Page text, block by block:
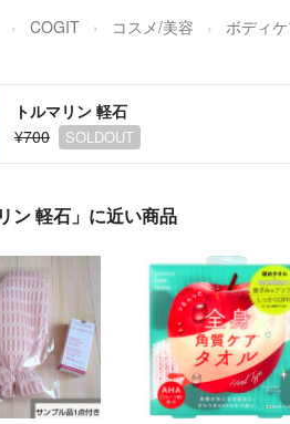
COGIT コスメ/美容 ボディ
トルマリン 軽石
¥700
SOLDOUT
ン 軽石」に近い商品